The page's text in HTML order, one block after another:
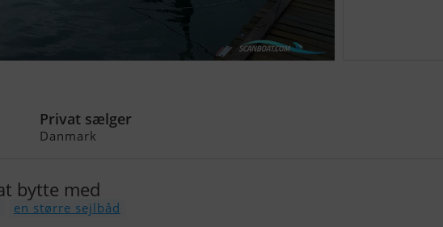
Privat sælger
Danmark
bytte med
en større sejlbåd